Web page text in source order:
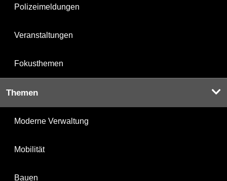
Polizeimeldungen
Veranstaltungen
Fokusthemen
Themen
Moderne Verwaltung
Mobilität
Bauen